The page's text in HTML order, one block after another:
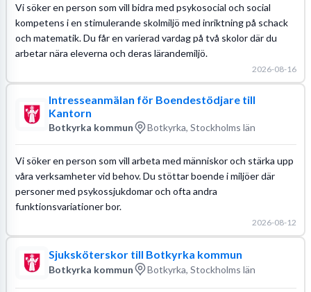
Vi söker en person som vill bidra med psykosocial och social
kompetens i en stimulerande skolmiljö med inriktning på schack
och matematik. Du får en varierad vardag på två skolor där du
arbetar nära eleverna och deras lärandemiljö.
2026-08-16
Intresseanmälan för Boendestödjare till
Kantorn
Botkyrka kommun Botkyrka, Stockholms län
Vi söker en person som vill arbeta med människor och stärka upp
våra verksamheter vid behov. Du stöttar boende i miljöer där
personer med psykossjukdomar och ofta andra
funktionsvariationer bor.
2026-08-12
Sjuksköterskor till Botkyrka kommun
Botkyrka kommun Botkyrka, Stockholms län